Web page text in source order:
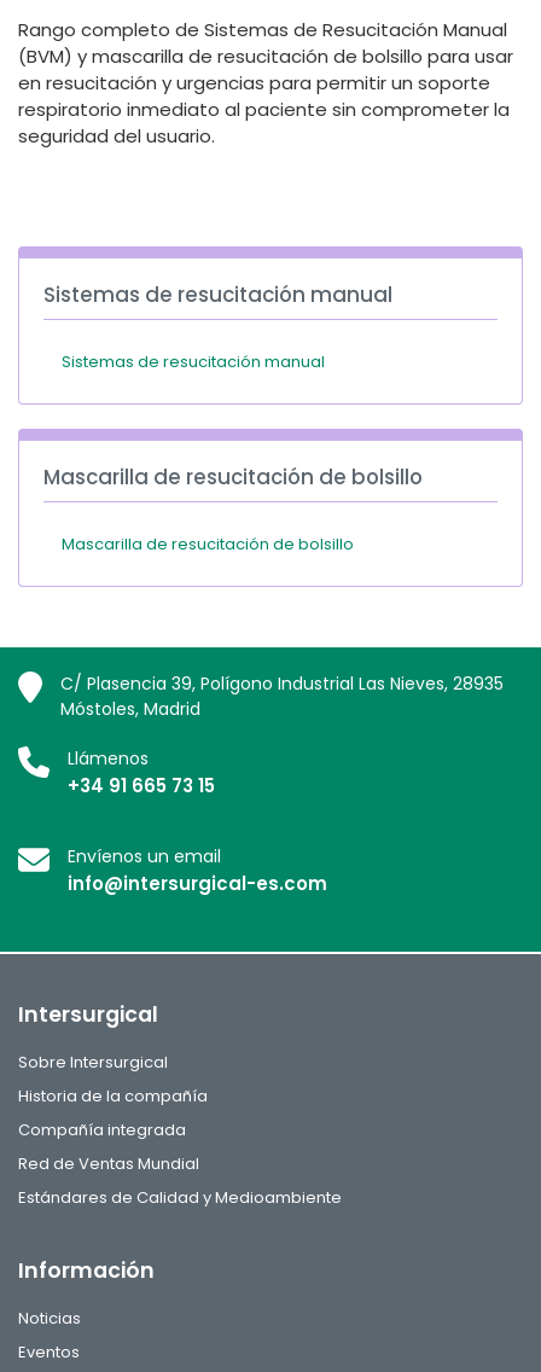
France
International English
Rango completo de Sistemas de Resucitación Manual
(BVM) y mascarilla de resucitación de bolsillo para usar
en resucitación y urgencias para permitir un soporte
respiratorio inmediato al paciente sin comprometer la
seguridad del usuario.
Sistemas de resucitación manual
Sistemas de resucitación manual
Mascarilla de resucitación de bolsillo
Mascarilla de resucitación de bolsillo
C/ Plasencia 39, Polígono Industrial Las Nieves, 28935
Móstoles, Madrid
Llámenos
+34 91 665 73 15
Envíenos un email
info@intersurgical-es.com
Intersurgical
Sobre Intersurgical
Historia de la compañía
Compañía integrada
Red de Ventas Mundial
Estándares de Calidad y Medioambiente
Información
Noticias
Eventos